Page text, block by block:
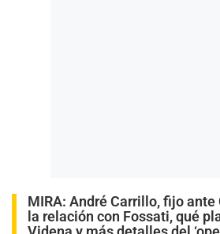
MIRA: André Carrillo, fijo ante
la relación con Fossati, qué